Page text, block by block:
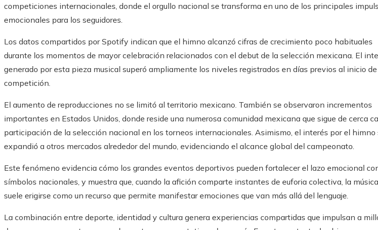
competiciones internacionales, donde el orgullo nacional se transforma en uno de los principales
emocionales para los seguidores.
Los datos compartidos por Spotify indican que el himno alcanzó cifras de crecimiento poco habituales
durante los momentos de mayor celebración relacionados con el debut de la selección mexicana. El
generado por esta pieza musical superó ampliamente los niveles registrados en días previos al inicio
competición.
El aumento de reproducciones no se limitó al territorio mexicano. También se observaron incrementos
importantes en Estados Unidos, donde reside una numerosa comunidad mexicana que sigue de cerca
participación de la selección nacional en los torneos internacionales. Asimismo, el interés por el himno
expandió a otros mercados alrededor del mundo, evidenciando el alcance global del campeonato.
Este fenómeno evidencia cómo los grandes eventos deportivos pueden fortalecer el lazo emocional
símbolos nacionales, y muestra que, cuando la afición comparte instantes de euforia colectiva, la música
suele erigirse como un recurso que permite manifestar emociones que van más allá del lenguaje.
La combinación entre deporte, identidad y cultura genera experiencias compartidas que impulsan a